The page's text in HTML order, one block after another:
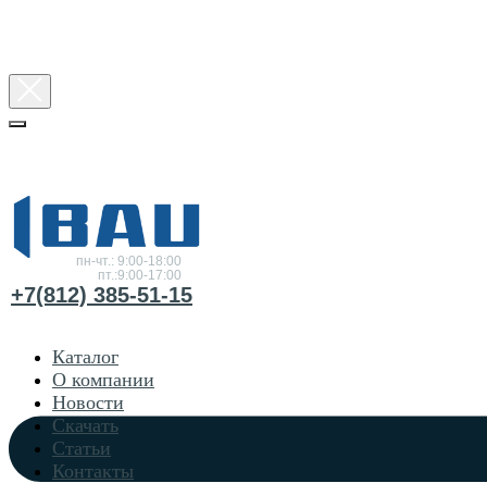
Консультация
по товарам
пн-чт.: 9:00-18:00
пт.:9:00-17:00
+7(812) 385-51-15
Каталог
О компании
Новости
Скачать
Статьи
Контакты